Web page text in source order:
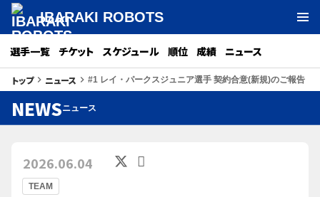
IBARAKI ROBOTS
選手一覧 チケット スケジュール 順位 成績 ニュース
トップkeyboard_arrow_right ニュース keyboard_arrow_right #1 レイ・パークスジュニア選手 契約合意(新規)のご報告
NEWSニュース
TEAM
2026.06.04